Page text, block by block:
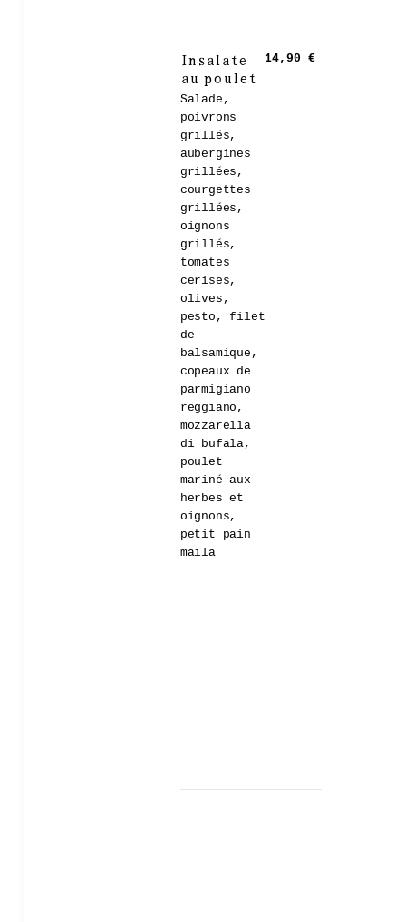
Insalate
au poulet
Salade,
poivrons
grillés,
aubergines
grillées,
courgettes
grillées,
oignons
grillés,
tomates
cerises,
olives,
pesto, filet
de
balsamique,
copeaux de
parmigiano
reggiano,
mozzarella
di bufala,
poulet
mariné aux
herbes et
oignons,
petit pain
maila
14,90 €